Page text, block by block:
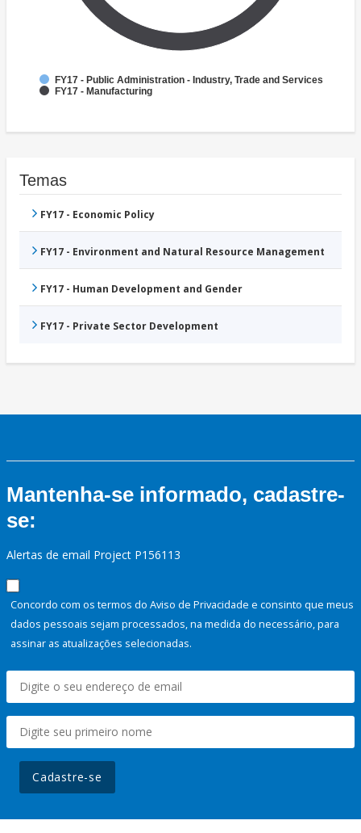
FY17 - Public Administration - Industry, Trade and Services
FY17 - Manufacturing
Temas
FY17 - Economic Policy
FY17 - Environment and Natural Resource Management
FY17 - Human Development and Gender
FY17 - Private Sector Development
Mantenha-se informado, cadastre-
se:
Alertas de email Project P156113
Concordo com os termos do Aviso de Privacidade e consinto que meus
dados pessoais sejam processados, na medida do necessário, para
assinar as atualizações selecionadas.
Cadastre-se